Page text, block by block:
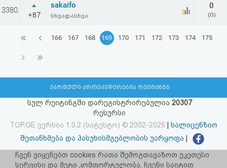
3380.
+87
sakaifo
სხვადასხვა
0
(0)
166 167 168 169 170 171 172 173 174 175
ქართული პროვაიდერების რეიტინგი
სულ რეიტინგში დარეგისტრირებულია 20307
რესურსი
TOP.GE ვერსია 1.0.2 (სატესტო) © 2002-2026
სალიცენზიო
შეთანხმება და პასუხისმგებლობის უარყოფა
facebook.com/TOP.GE
იხილეთ TOP.GE - ის ძველი ვერსია ბმულზე
ჩვენ ვიყენებთ cookies რათა შემოგთავაზოთ უკეთესი
სერვისი და მეტი კომფორტულობა. ჩვენი საიტით